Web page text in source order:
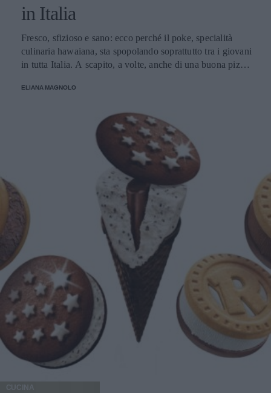
in Italia
Fresco, sfizioso e sano: ecco perché il poke, specialità
culinaria hawaiana, sta spopolando soprattutto tra i giovani
in tutta Italia. A scapito, a volte, anche di una buona pizza.
ELIANA MAGNOLO
CUCINA